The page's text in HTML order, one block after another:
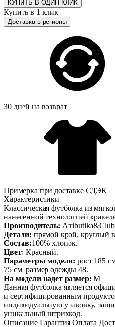
КУПИТЬ В ОДИН КЛИК
Купить в 1 клик
Доставка в регионы
30 дней на возврат
Примерка при доставке СДЭК
Характеристики
Классическая футболка из
нанесенной технологией
Производитель: Atributika&Club
Детали: прямой крой, круглый
Состав:100% хлопок.
Цвет: Красный.
Параметры модели: рост 185
75 см, размер одежды 48.
На модели надет размер: М
Данная футболка является
и сертифицированным
индивидуальную упаковку,
уникальный штрихкод.
Описание Гарантия Оплата